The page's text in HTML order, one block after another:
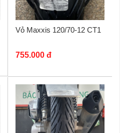
Vỏ Maxxis 120/70-12 CT1
755.000 đ